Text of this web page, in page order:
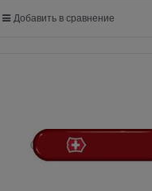
Добавить в сравнение